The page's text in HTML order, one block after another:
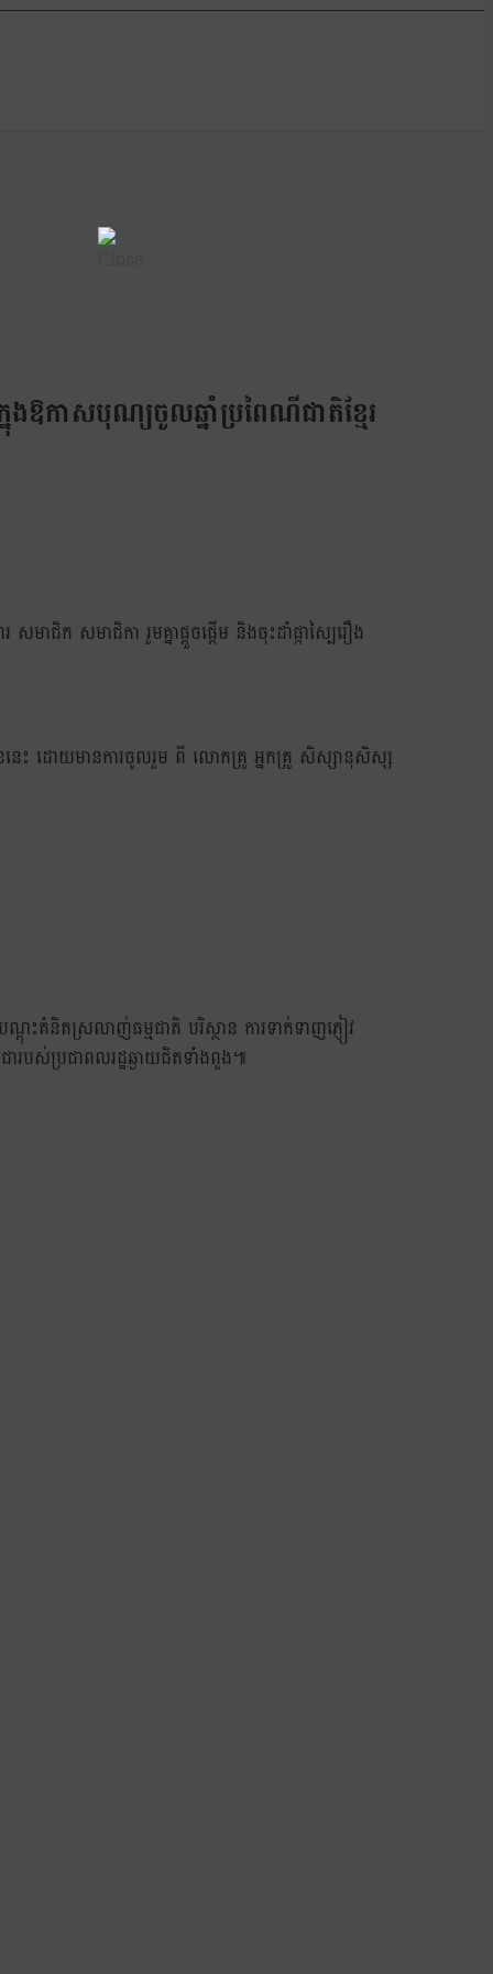
ងឱកាសបុណ្យចូលឆ្នាំប្រពៃណីជាតិខ្មែរ
មាជិក សមាជិកា រួមគ្នាផ្តួចផ្តើម និងចុះដាំផ្កាស្បៃរឿង
ខនេះ ដោយមានការចូលរួម ពី លោកគ្រូ អ្នកគ្រូ សិស្សានុសិស្ស
ះគំនិតស្រលាញ់ធម្មជាតិ បរិស្ថាន ការទាក់ទាញភ្ញៀវ
របស់ប្រជាពលរដ្ឋឆ្ងាយជិតទាំងពួង៕